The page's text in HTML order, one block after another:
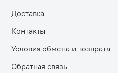
Доставка
Контакты
Условия обмена и возврата
Обратная связь